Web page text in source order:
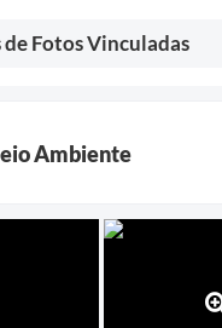
de Fotos Vinculadas
Ambiente